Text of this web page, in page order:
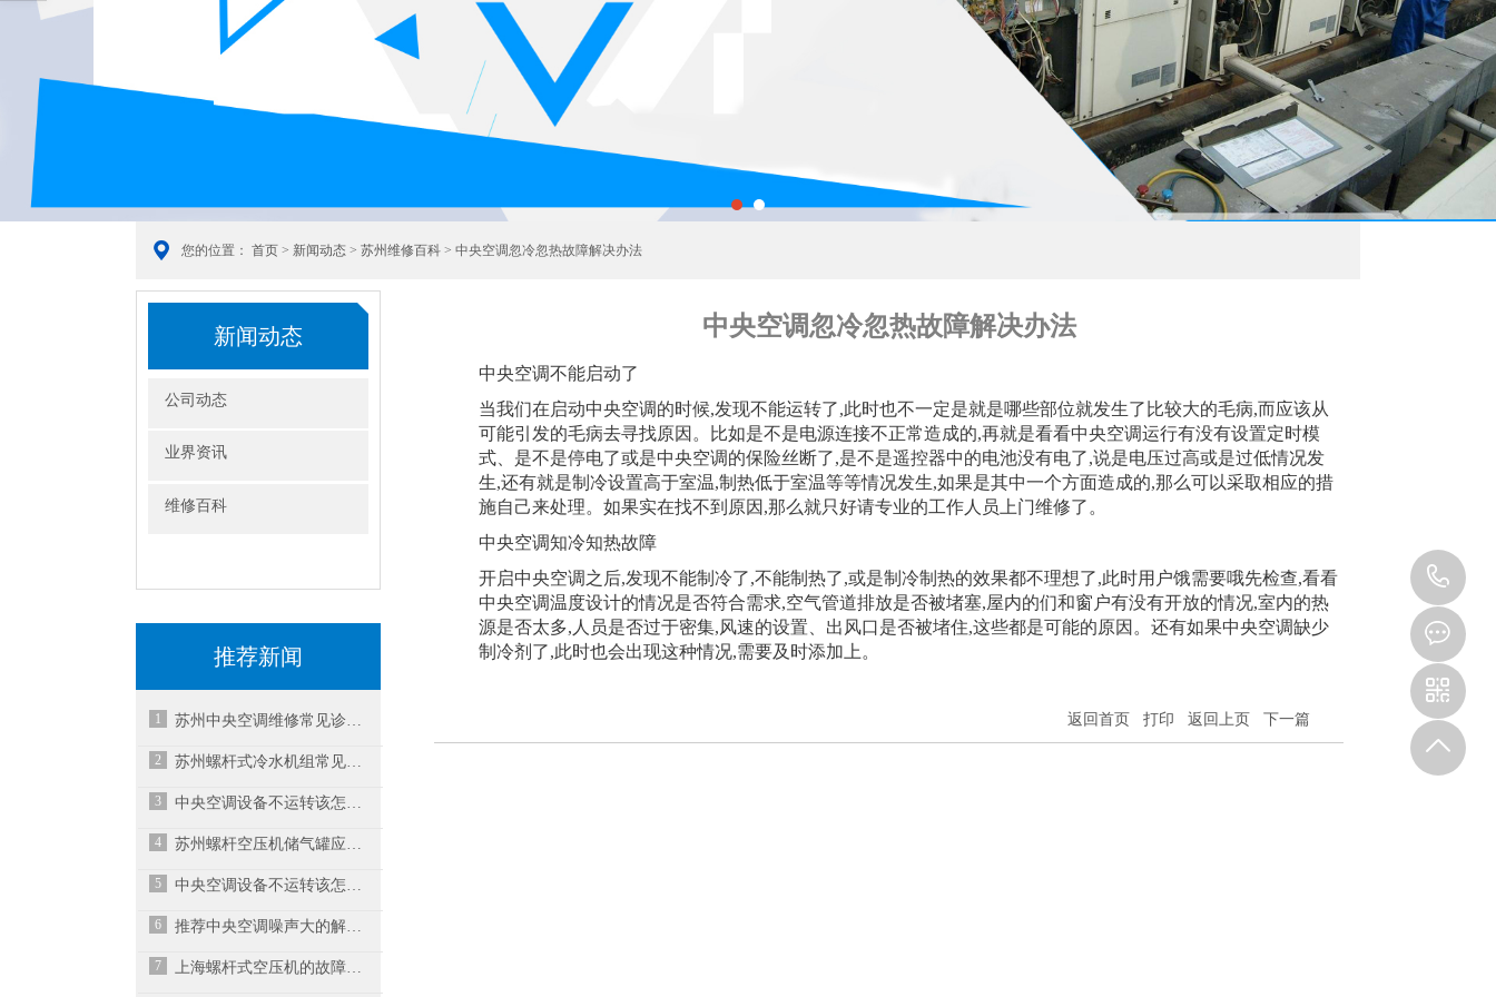
您的位置： 首页 > 新闻动态 > 苏州维修百科 > 中央空调忽冷忽热故障解决办法
新闻动态
公司动态
业界资讯
维修百科
推荐新闻
1 苏州中央空调维修常见诊断故障的方法
2 苏州螺杆式冷水机组常见故障分析
3 中央空调设备不运转该怎么处理?
4 苏州螺杆空压机储气罐应放在哪里？
5 中央空调设备不运转该怎么处理?
6 推荐中央空调噪声大的解决方式
7 上海螺杆式空压机的故障维修
中央空调忽冷忽热故障解决办法
中央空调不能启动了
当我们在启动中央空调的时候,发现不能运转了,此时也不一定是就是哪些部位就发生了比较大的毛病,而应该从
可能引发的毛病去寻找原因。比如是不是电源连接不正常造成的,再就是看看中央空调运行有没有设置定时模
式、是不是停电了或是中央空调的保险丝断了,是不是遥控器中的电池没有电了,说是电压过高或是过低情况发
生,还有就是制冷设置高于室温,制热低于室温等等情况发生,如果是其中一个方面造成的,那么可以采取相应的措
施自己来处理。如果实在找不到原因,那么就只好请专业的工作人员上门维修了。
中央空调知冷知热故障
开启中央空调之后,发现不能制冷了,不能制热了,或是制冷制热的效果都不理想了,此时用户饿需要哦先检查,看看
中央空调温度设计的情况是否符合需求,空气管道排放是否被堵塞,屋内的们和窗户有没有开放的情况,室内的热
源是否太多,人员是否过于密集,风速的设置、出风口是否被堵住,这些都是可能的原因。还有如果中央空调缺少
制冷剂了,此时也会出现这种情况,需要及时添加上。
返回首页 打印 返回上页 下一篇